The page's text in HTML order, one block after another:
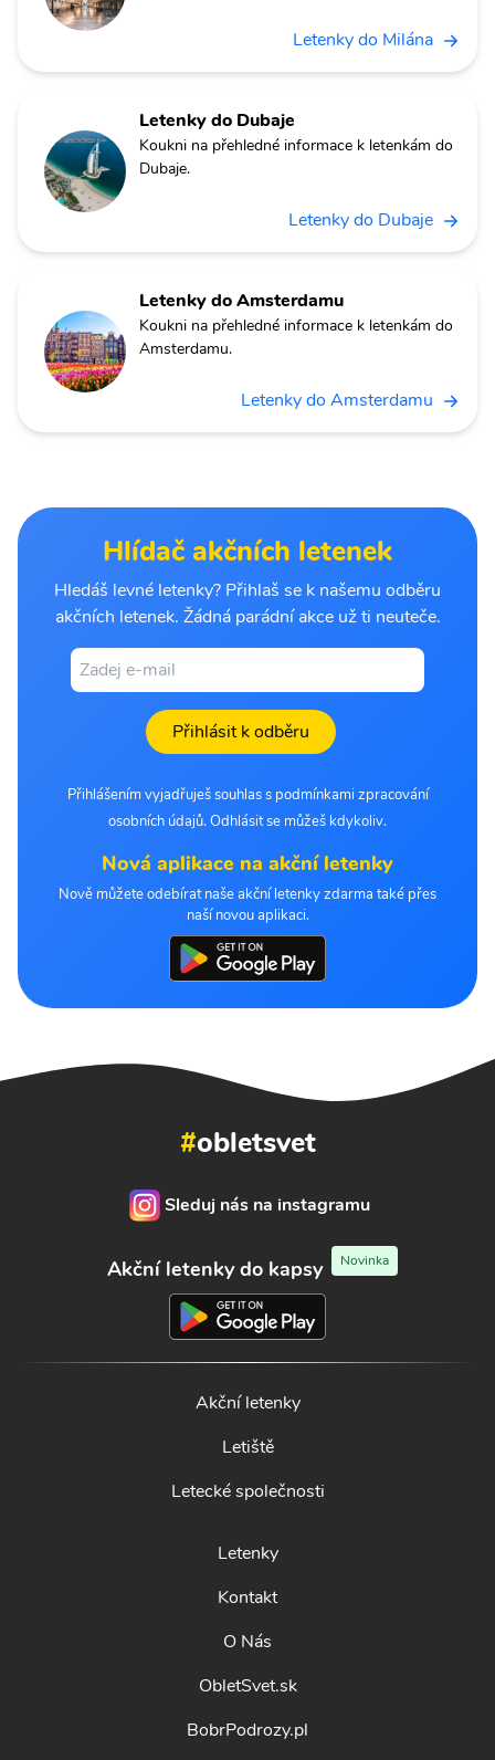
Letenky do Milána
Letenky do Dubaje
Koukni na přehledné informace k letenkám do
Dubaje.
Letenky do Dubaje
Letenky do Amsterdamu
Koukni na přehledné informace k letenkám do
Amsterdamu.
Letenky do Amsterdamu
Hlídač akčních letenek
Hledáš levné letenky? Přihlaš se k našemu odběru
akčních letenek. Žádná parádní akce už ti neuteče.
Přihlásit k odběru
Přihlášením vyjadřuješ souhlas s podmínkami zpracování
osobních údajů. Odhlásit se můžeš kdykoliv.
Nová aplikace na akční letenky
Nově můžete odebírat naše akční letenky zdarma také přes
naší novou aplikaci.
#obletsvet
Sleduj nás na instagramu
Akční letenky do kapsy Novinka
Akční letenky
Letiště
Letecké společnosti
Letenky
Kontakt
O Nás
ObletSvet.sk
BobrPodrozy.pl